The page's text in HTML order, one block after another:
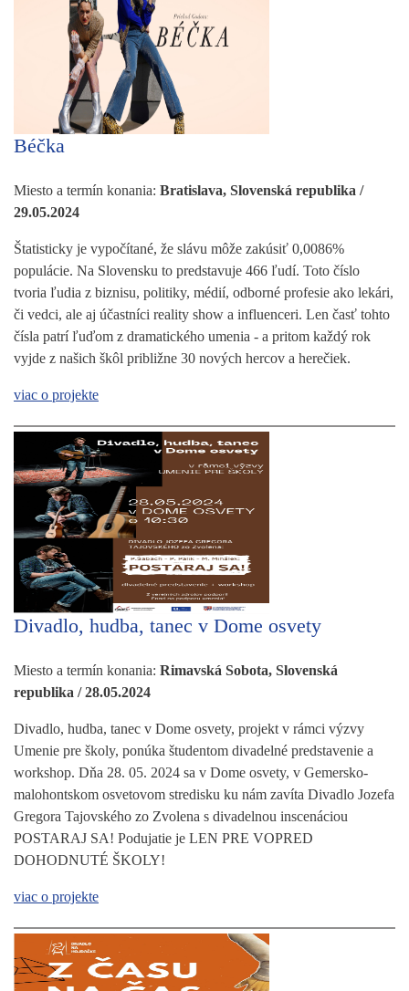
Béčka
Miesto a termín konania: Bratislava, Slovenská republika /
29.05.2024
Štatisticky je vypočítané, že slávu môže zakúsiť 0,0086%
populácie. Na Slovensku to predstavuje 466 ľudí. Toto číslo
tvoria ľudia z biznisu, politiky, médií, odborné profesie ako lekári,
či vedci, ale aj účastníci reality show a influenceri. Len časť tohto
čísla patrí ľuďom z dramatického umenia - a pritom každý rok
vyjde z našich škôl približne 30 nových hercov a herečiek.
viac o projekte
Divadlo, hudba, tanec v Dome osvety
Miesto a termín konania: Rimavská Sobota, Slovenská
republika / 28.05.2024
Divadlo, hudba, tanec v Dome osvety, projekt v rámci výzvy
Umenie pre školy, ponúka študentom divadelné predstavenie a
workshop. Dňa 28. 05. 2024 sa v Dome osvety, v Gemersko-
malohontskom osvetovom stredisku ku nám zavíta Divadlo Jozefa
Gregora Tajovského zo Zvolena s divadelnou inscenáciou
POSTARAJ SA! Podujatie je LEN PRE VOPRED
DOHODNUTÉ ŠKOLY!
viac o projekte